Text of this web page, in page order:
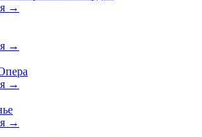
→
→
→
→